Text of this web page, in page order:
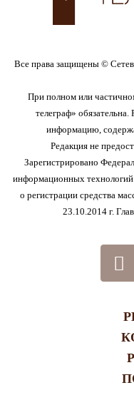
Все права защищены ©
При полном или
телеграф» обязательна.
информацию,
Редакция не
Зарегистрировано
информационных
о регистрации средства
23.10.2014 г.